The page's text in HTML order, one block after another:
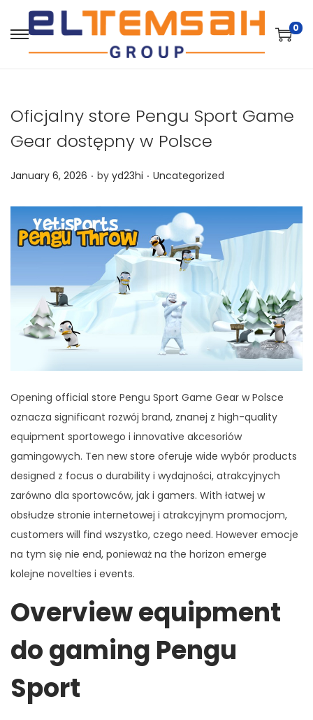
0
Oficjalny store Pengu Sport Game
Gear dostępny w Polsce
P
January 6, 2026 . by yd23hi . P
t
e
Uncategorized
Opening official store Pengu Sport Game Gear w Polsce
oznacza significant rozwój brand, znanej z high-quality
equipment sportowego i innovative akcesoriów
gamingowych. Ten new store oferuje wide wybór products
designed z focus o durability i wydajności, atrakcyjnych
zarówno dla sportowców, jak i gamers. With łatwej w
obsłudze stronie internetowej i atrakcyjnym promocjom,
customers will find wszystko, czego need. However emocje
na tym się nie end, ponieważ na the horizon emerge
kolejne novelties i events.
Overview equipment
do gaming Pengu
Sport